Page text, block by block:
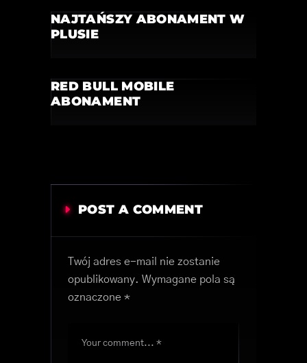
NAJTAŃSZY ABONAMENT W
PLUSIE
RED BULL MOBILE
ABONAMENT
POST A COMMENT
Twój adres e-mail nie zostanie
opublikowany. Wymagane pola są
oznaczone *